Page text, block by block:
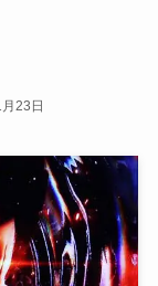
23日